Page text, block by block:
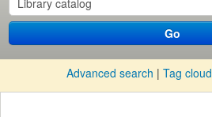
Go
Advanced search Tag cloud